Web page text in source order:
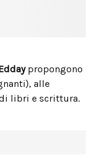
propongono
alle
libri e scrittura.